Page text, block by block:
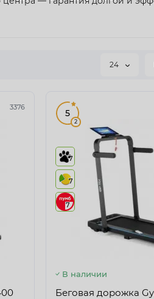
24
3376
5
2
7
7
7
В наличии
Беговая дорожка